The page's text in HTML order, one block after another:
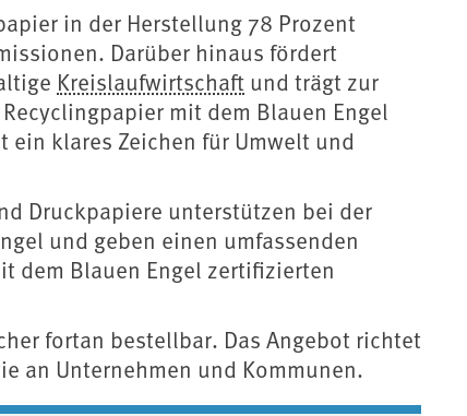
in der Herstellung 78 Prozent
Darüber hinaus fördert
Kreislaufwirtschaft und trägt zur
mit dem Blauen Engel
klares Zeichen für Umwelt und
Druckpapiere unterstützen bei der
und geben einen umfassenden
dem Blauen Engel zertifizierten
fortan bestellbar. Das Angebot richtet
an Unternehmen und Kommunen.